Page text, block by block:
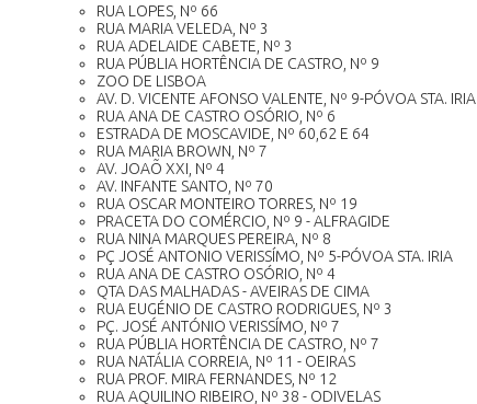
RUA LOPES, Nº 66
RUA MARIA VELEDA, Nº 3
RUA ADELAIDE CABETE, Nº 3
RUA PÚBLIA HORTÊNCIA DE CASTRO, Nº 9
ZOO DE LISBOA
AV. D. VICENTE AFONSO VALENTE, Nº 9-PÓVOA STA. IRIA
RUA ANA DE CASTRO OSÓRIO, Nº 6
ESTRADA DE MOSCAVIDE, Nº 60,62 E 64
RUA MARIA BROWN, Nº 7
AV. JOAÕ XXI, Nº 4
AV. INFANTE SANTO, Nº 70
RUA OSCAR MONTEIRO TORRES, Nº 19
PRACETA DO COMÉRCIO, Nº 9 - ALFRAGIDE
RUA NINA MARQUES PEREIRA, Nº 8
PÇ JOSÉ ANTONIO VERISSÍMO, Nº 5-PÓVOA STA. IRIA
RUA ANA DE CASTRO OSÓRIO, Nº 4
QTA DAS MALHADAS - AVEIRAS DE CIMA
RUA EUGÉNIO DE CASTRO RODRIGUES, Nº 3
PÇ. JOSÉ ANTÓNIO VERISSÍMO, Nº 7
RUA PÚBLIA HORTÊNCIA DE CASTRO, Nº 7
RUA NATÁLIA CORREIA, Nº 11 - OEIRAS
RUA PROF. MIRA FERNANDES, Nº 12
RUA AQUILINO RIBEIRO, Nº 38 - ODIVELAS